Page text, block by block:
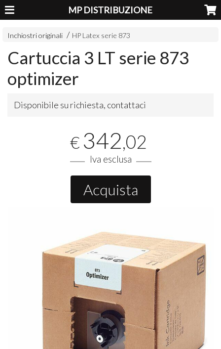
MP DISTRIBUZIONE
Inchiostri originali HP Latex serie 873
Cartuccia 3 LT serie 873
optimizer
Disponibile su richiesta, contattaci
€ 342,02
Iva esclusa
Acquista